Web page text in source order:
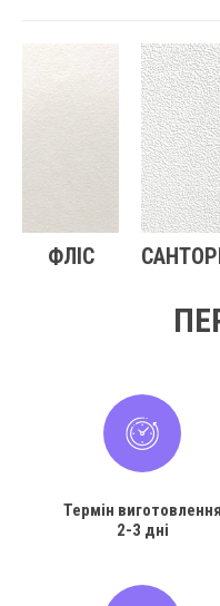
ФЛІС
Термін виготовлення
2-3 дні